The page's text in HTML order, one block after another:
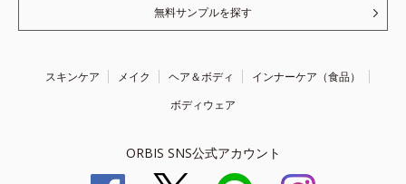
無料サンプルを探す
スキンケア メイク ヘア＆ボディ
インナーケア（食品）
ボディウェア
ORBIS SNS公式アカウント